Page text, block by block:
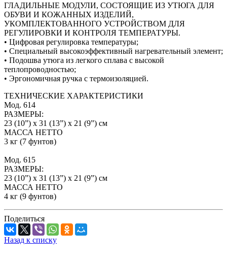
ГЛАДИЛЬНЫЕ МОДУЛИ, СОСТОЯЩИЕ ИЗ УТЮГА ДЛЯ
ОБУВИ И КОЖАННЫХ ИЗДЕЛИЙ,
УКОМПЛЕКТОВАННОГО УСТРОЙСТВОМ ДЛЯ
РЕГУЛИРОВКИ И КОНТРОЛЯ ТЕМПЕРАТУРЫ.
• Цифровая регулировка температуры;
• Специальный высокоэффективный нагревательный элемент;
• Подошва утюга из легкого сплава с высокой
теплопроводностью;
• Эргономичная ручка с термоизоляцией.
ТЕХНИЧЕСКИЕ ХАРАКТЕРИСТИКИ
Мод. 614
РАЗМЕРЫ:
23 (10”) х 31 (13”) х 21 (9”) см
МАССА НЕТТО
3 кг (7 фунтов)
Мод. 615
РАЗМЕРЫ:
23 (10”) х 31 (13”) х 21 (9”) см
МАССА НЕТТО
4 кг (9 фунтов)
Поделиться
Назад к списку